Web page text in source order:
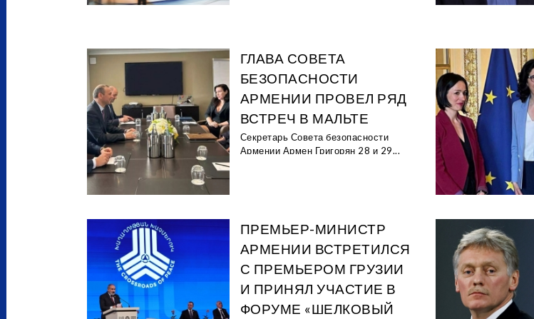
ГЛАВА СОВЕТА
БЕЗОПАСНОСТИ
АРМЕНИИ ПРОВЕЛ РЯД
ВСТРЕЧ В МАЛЬТЕ
Секретарь Совета безопасности
Армении Армен Григорян 28 и 29...
ПРЕМЬЕР-МИНИСТР
АРМЕНИИ ВСТРЕТИЛСЯ
С ПРЕМЬЕРОМ ГРУЗИИ
И ПРИНЯЛ УЧАСТИЕ В
ФОРУМЕ «ШЕЛКОВЫЙ